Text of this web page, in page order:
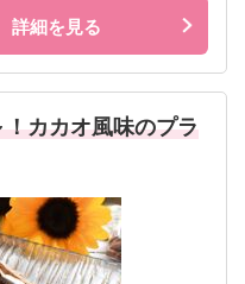
詳細を見る
カカオ風味のプラ